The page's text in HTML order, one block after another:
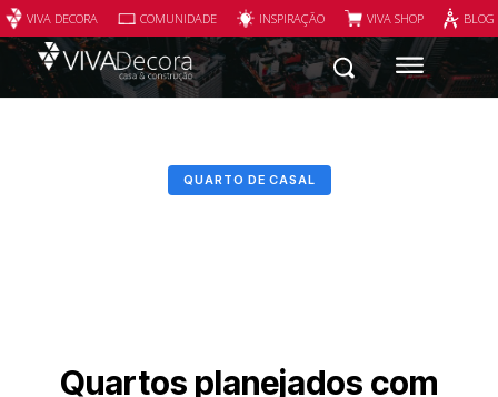
VIVA DECORA COMUNIDADE INSPIRAÇÃO VIVA SHOP
QUARTO DE CASAL
Quartos planejados com